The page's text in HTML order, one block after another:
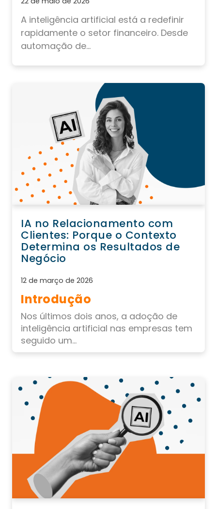
A inteligência artificial está a redefinir
rapidamente o setor financeiro. Desde
automação de...
IA no Relacionamento com
Clientes: Porque o Contexto
Determina os Resultados de
Negócio
12 de março de 2026
Introdução
Nos últimos dois anos, a adoção de
inteligência artificial nas empresas tem
seguido um...